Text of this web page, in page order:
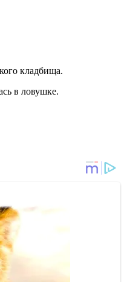
кладбища.
в ловушке.